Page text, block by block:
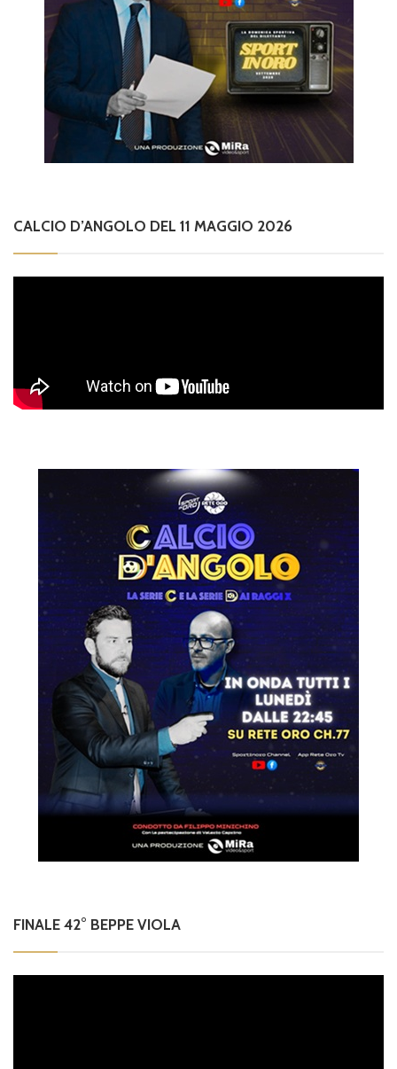
CALCIO D’ANGOLO DEL 11 MAGGIO 2026
FINALE 42° BEPPE VIOLA